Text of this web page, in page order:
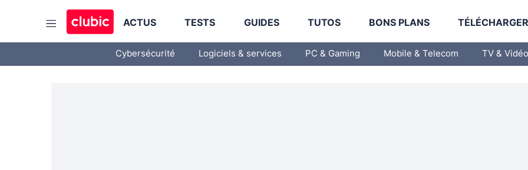
ACTUS TESTS GUIDES TUTOS BONS PLANS
Cybersécurité Logiciels & services PC & Gaming Mobile & Telecom TV & Vidéo